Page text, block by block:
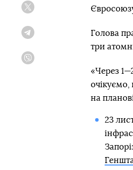
Голова
три
«Через
на
23